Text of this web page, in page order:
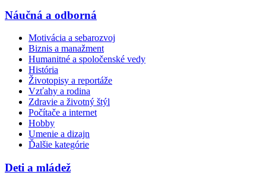
Náučná a odborná
Motivácia a sebarozvoj
Biznis a manažment
Humanitné a spoločenské vedy
História
Životopisy a reportáže
Vzťahy a rodina
Zdravie a životný štýl
Počítače a internet
Hobby
Umenie a dizajn
Ďalšie kategórie
Deti a mládež